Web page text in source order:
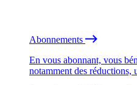
Abonnements
En vous abonnant, vous
notamment des réductions,